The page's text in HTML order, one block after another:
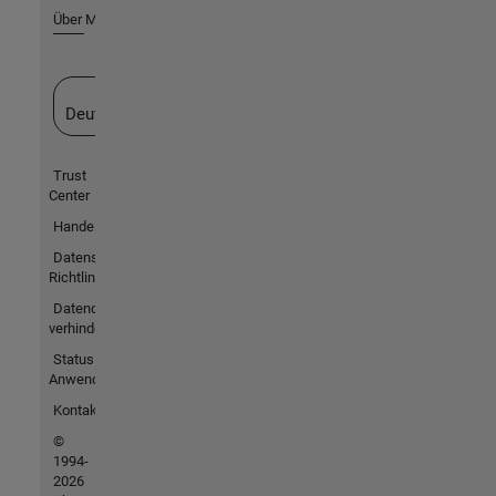
Über MathWorks
Deutschland
Trust
Center
Handelsmarken
Datenschutz-
Richtlinien
Datendiebstahl
verhindern
Status von
Anwendungen
Kontakt
©
1994-
2026